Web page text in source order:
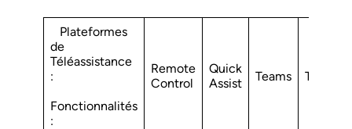
Plateformes
de
Téléassistance
:
Fonctionnalités
:
Remote
Control
Quick
Assist
Teams